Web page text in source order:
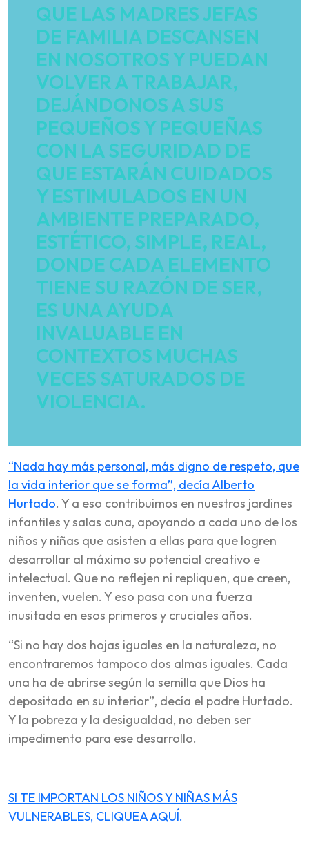
QUE LAS MADRES JEFAS
DE FAMILIA DESCANSEN
EN NOSOTROS Y PUEDAN
VOLVER A TRABAJAR,
DEJÁNDONOS A SUS
PEQUEÑOS Y PEQUEÑAS
CON LA SEGURIDAD DE
QUE ESTARÁN CUIDADOS
Y ESTIMULADOS EN UN
AMBIENTE PREPARADO,
ESTÉTICO, SIMPLE, REAL,
DONDE CADA ELEMENTO
TIENE SU RAZÓN DE SER,
ES UNA AYUDA
INVALUABLE EN
CONTEXTOS MUCHAS
VECES SATURADOS DE
VIOLENCIA.
“Nada hay más personal, más digno de respeto, que
la vida interior que se forma”, decía Alberto
Hurtado. Y a eso contribuimos en nuestros jardines
infantiles y salas cuna, apoyando a cada uno de los
niños y niñas que asisten a ellas para que logren
desarrollar al máximo su potencial creativo e
intelectual. Que no reflejen ni repliquen, que creen,
inventen, vuelen. Y eso pasa con una fuerza
inusitada en esos primeros y cruciales años.
“Si no hay dos hojas iguales en la naturaleza, no
encontraremos tampoco dos almas iguales. Cada
una ha de abrirse según la semilla que Dios ha
depositado en su interior”, decía el padre Hurtado.
Y la pobreza y la desigualdad, no deben ser
impedimento para ese desarrollo.
SI TE IMPORTAN LOS NIÑOS Y NIÑAS MÁS
VULNERABLES, CLIQUEA AQUÍ.